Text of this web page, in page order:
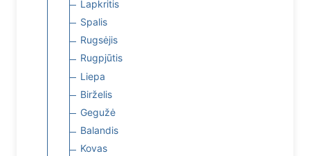
Lapkritis
Spalis
Rugsėjis
Rugpjūtis
Liepa
Birželis
Gegužė
Balandis
Kovas